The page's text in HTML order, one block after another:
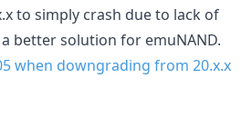
to simply crash due to lack of
a better solution for emuNAND.
when downgrading from 20.x.x